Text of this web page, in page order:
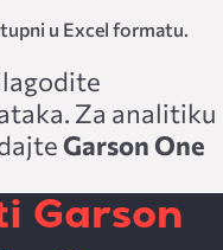
u Excel formatu.
Za analitiku
Garson One